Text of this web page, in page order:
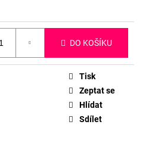
DO KOŠÍKU
Tisk
Zeptat se
Hlídat
Sdílet